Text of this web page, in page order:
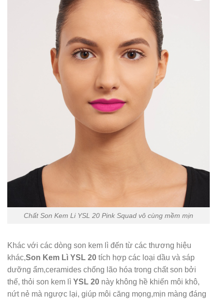
Chất Son Kem Li YSL 20 Pink Squad vô cùng mềm mịn
Khác với các dòng son kem lì đến từ các thương hiệu
khác,Son Kem Lì YSL 20 tích hợp các loại dầu và sáp
dưỡng ẩm,ceramides chống lão hóa trong chất son bởi
thế, thỏi son kem lì YSL 20 này không hề khiến môi khô,
nứt nẻ mà ngược lại, giúp môi căng mọng,mịn màng đáng